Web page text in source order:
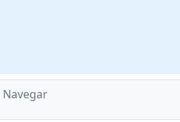
Navegar